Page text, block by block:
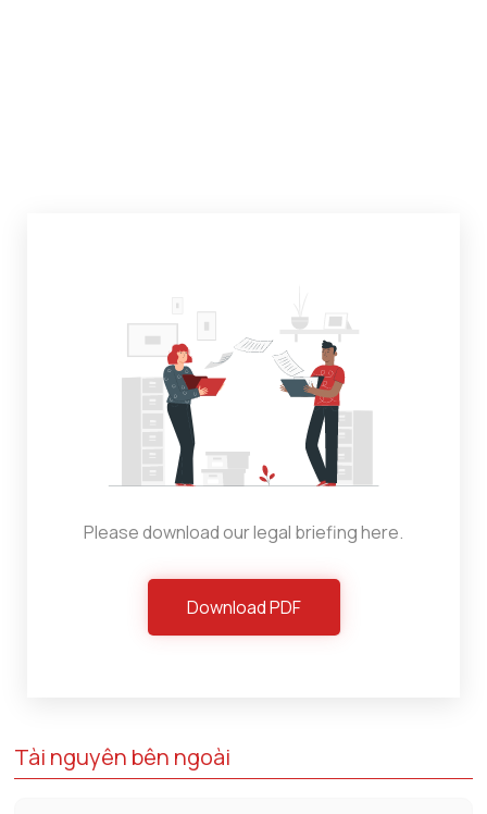
Please download our legal briefing here.
Download PDF
Tài nguyên bên ngoài